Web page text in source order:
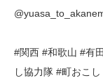
#関西 #和歌山 #有
し協力隊 #町おこ